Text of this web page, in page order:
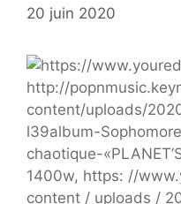
20 juin 2020